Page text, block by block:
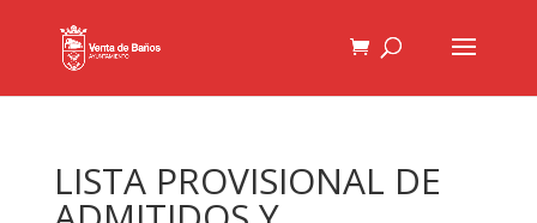
LISTA PROVISIONAL DE